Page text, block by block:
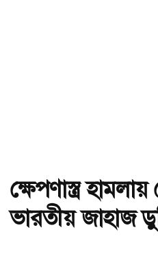
ক্ষেপণাস্ত্র
ভারতীয় জাহাজ